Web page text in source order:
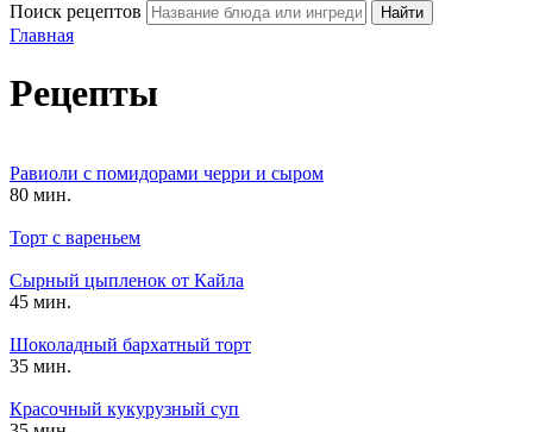
Поиск рецептов
Главная
Рецепты
Равиоли с помидорами черри и сыром
80 мин.
Торт с вареньем
Сырный цыпленок от Кайла
45 мин.
Шоколадный бархатный торт
35 мин.
Красочный кукурузный суп